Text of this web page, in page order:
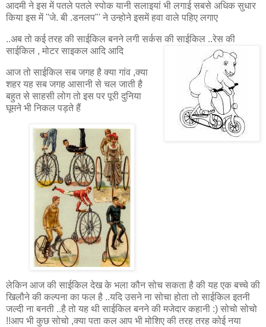
आदमी ने इस में पतले पतले स्पोक यानी सलाइयां भी लगाई सबसे अधिक सुधार
किया इस में ''जे. बी .डनलप"' ने उन्होने इसमें हवा वाले पहिए लगाए
..अब तो कई तरह की साईकिल बनने लगी सर्कस की साईकिल ..रेस की
साईकिल , मोटर साइकल आदि आदि
आज तो साईकिल सब जगह है क्या गांव ,क्या
शहर यह सब जगह आसानी से चल जाती है
बहुत से साहसी लोग तो इस पर पूरी दुनिया
घूमने भी निकल पड़ते हैं
लेकिन आज की साईकिल देख के भला कौन सोच सकता है की यह एक बच्चे की
खिलौने की कल्पना का फल है ..यदि उसने ना सोचा होता तो साईकिल इतनी
जल्दी ना बनती ..है तो यह थी साईकिल बनने की मजेदार कहानी :) सोचो सोचो
!!आप भी कुछ सोचो ,क्या पता कल आप भी मोशिए की तरह तरह कोई नया